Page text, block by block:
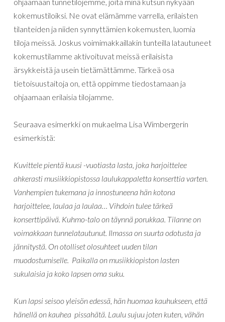
kokemustiloiksi. Ne ovat elämämme varrella, erilaisten
tilanteiden ja niiden synnyttämien kokemusten, luomia
tiloja meissä. Joskus voimimakkaillakin tunteilla latautuneet
kokemustilamme aktivoituvat meissä erilaisista
ärsykkeistä ja usein tietämättämme. Tärkeä osa
tietoisuustaitoja on, että oppimme tiedostamaan ja
ohjaamaan erilaisia tilojamme.
Seuraava esimerkki on mukaelma Lisa Wimbergerin
esimerkistä:
Kuvittele pientä kuusi -vuotiasta lasta, joka harjoittelee
ahkerasti musiikkiopistossa laulukappaletta konserttia varten.
Vanhempien tukemana ja innostuneena hän kotona
harjoittelee, laulaa ja laulaa… Vihdoin tulee tärkeä
konserttipäivä. Kuhmo-talo on täynnä porukkaa. Tilanne on
voimakkaan tunnelatautunut. Ilmassa on suurta odotusta ja
jännitystä. On otolliset olosuhteet uuden tilan
muodostumiselle. Paikalla on musiikkiopiston lasten
sukulaisia ja koko lapsen oma suku.
Kun lapsi seisoo yleisön edessä, hän huomaa kauhukseen, että
hänellä on kauhea pissahätä. Laulu sujuu joten kuten, vähän